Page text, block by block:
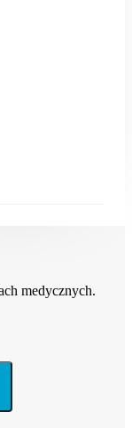
medycznych.